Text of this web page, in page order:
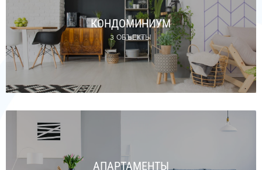
КОНДОМИНИУМ
3 ОБЪЕКТЫ
АПАРТАМЕНТЫ